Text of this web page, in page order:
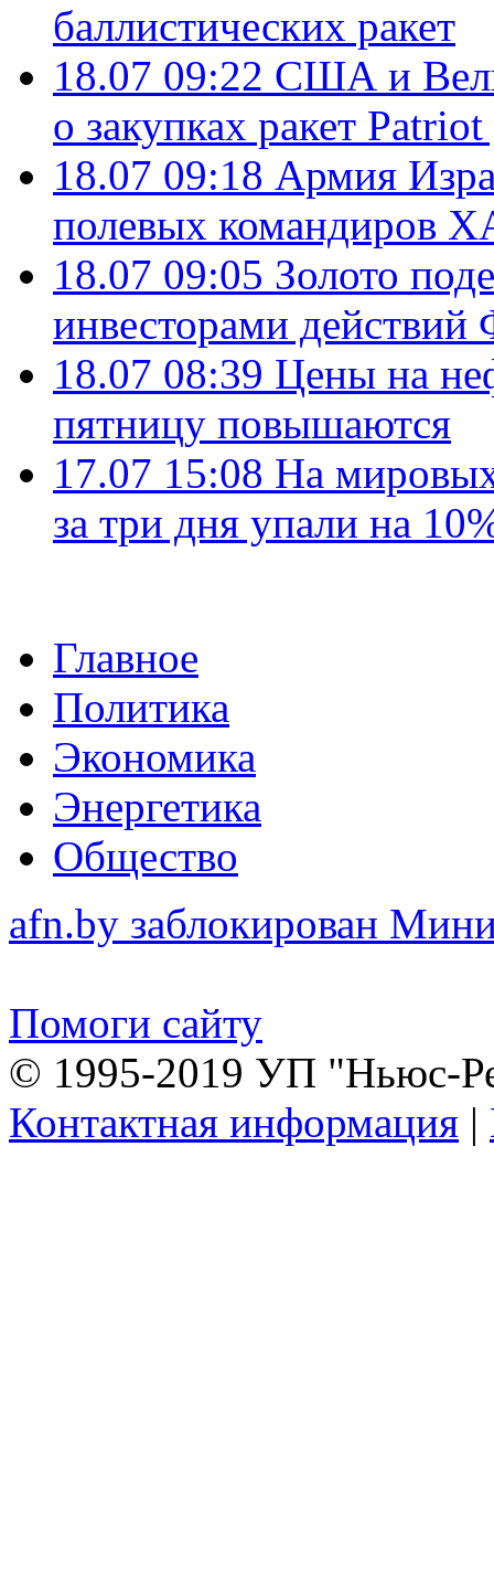
баллистических ракет
18.07 09:22 США и
о закупках ракет
18.07 09:18 Армия
полевых командиров
18.07 09:05 Золото
инвесторами
18.07 08:39 Цены на
пятницу повышаются
17.07 15:08 На
за три дня упали на
Главное
Политика
Экономика
Энергетика
Общество
afn.by заблокирован
Помоги сайту
© 1995-2019 УП "Ньюс-
Контактная информация |